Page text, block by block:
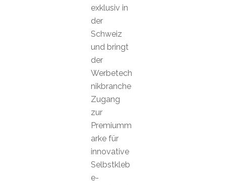
exklusiv in
der
Schweiz
und bringt
der
Werbetech
nikbranche
Zugang
zur
Premiumm
arke für
innovative
Selbstkleb
e-